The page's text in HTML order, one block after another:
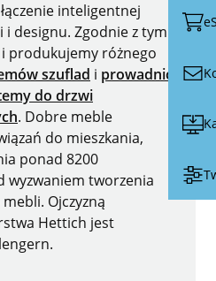
inteligentnej
designu. Zgodnie z tym
produkujemy różnego
szuflad i prowadnic
do drzwi
. Dobre meble
do mieszkania,
ponad 8200
wyzwaniem tworzenia
Ojczyzną
Hettich jest